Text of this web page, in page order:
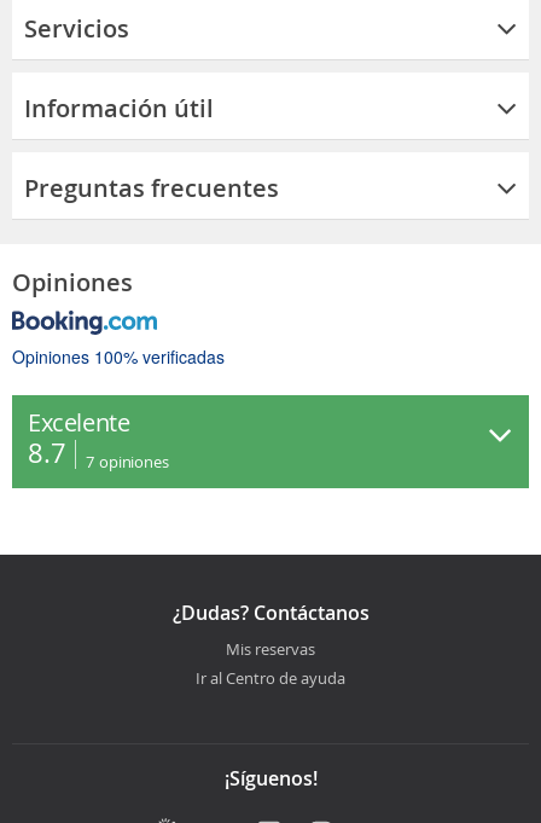
Servicios
Información útil
Preguntas frecuentes
Opiniones
Opiniones 100% verificadas
Excelente
8.7 7 opiniones
¿Dudas? Contáctanos
Mis reservas
Ir al Centro de ayuda
¡Síguenos!